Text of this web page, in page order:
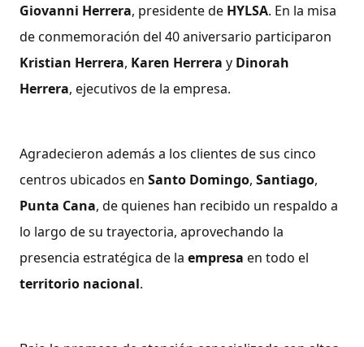
Giovanni Herrera, presidente de HYLSA. En la misa
de conmemoración del 40 aniversario participaron
Kristian Herrera, Karen Herrera y Dinorah
Herrera, ejecutivos de la empresa.
Agradecieron además a los clientes de sus cinco
centros ubicados en Santo Domingo, Santiago,
Punta Cana, de quienes han recibido un respaldo a
lo largo de su trayectoria, aprovechando la
presencia estratégica de la empresa en todo el
territorio nacional.